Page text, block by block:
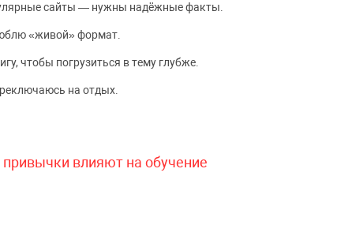
сайты — нужны надёжные факты.
«живой» формат.
чтобы погрузиться в тему глубже.
на отдых.
влияют на обучение